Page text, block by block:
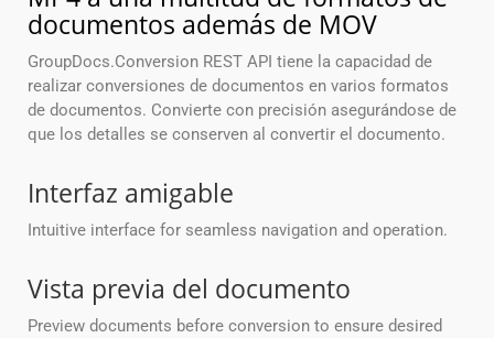
documentos además de MOV
GroupDocs.Conversion REST API tiene la capacidad de
realizar conversiones de documentos en varios formatos
de documentos. Convierte con precisión asegurándose de
que los detalles se conserven al convertir el documento.
Interfaz amigable
Intuitive interface for seamless navigation and operation.
Vista previa del documento
Preview documents before conversion to ensure desired